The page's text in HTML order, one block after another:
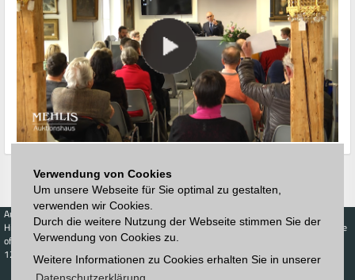
Verwendung von Cookies
Um unsere Webseite für Sie optimal zu gestalten,
verwenden wir Cookies.
Durch die weitere Nutzung der Webseite stimmen Sie der
Verwendung von Cookies zu.
Weitere Informationen zu Cookies erhalten Sie in unserer
Auctions
Highest acceptance
of bids
123. Auktion
Schedule
Buy
Live-Auction
Calendar
Sell
Price Database
Highest acceptance
Auction house